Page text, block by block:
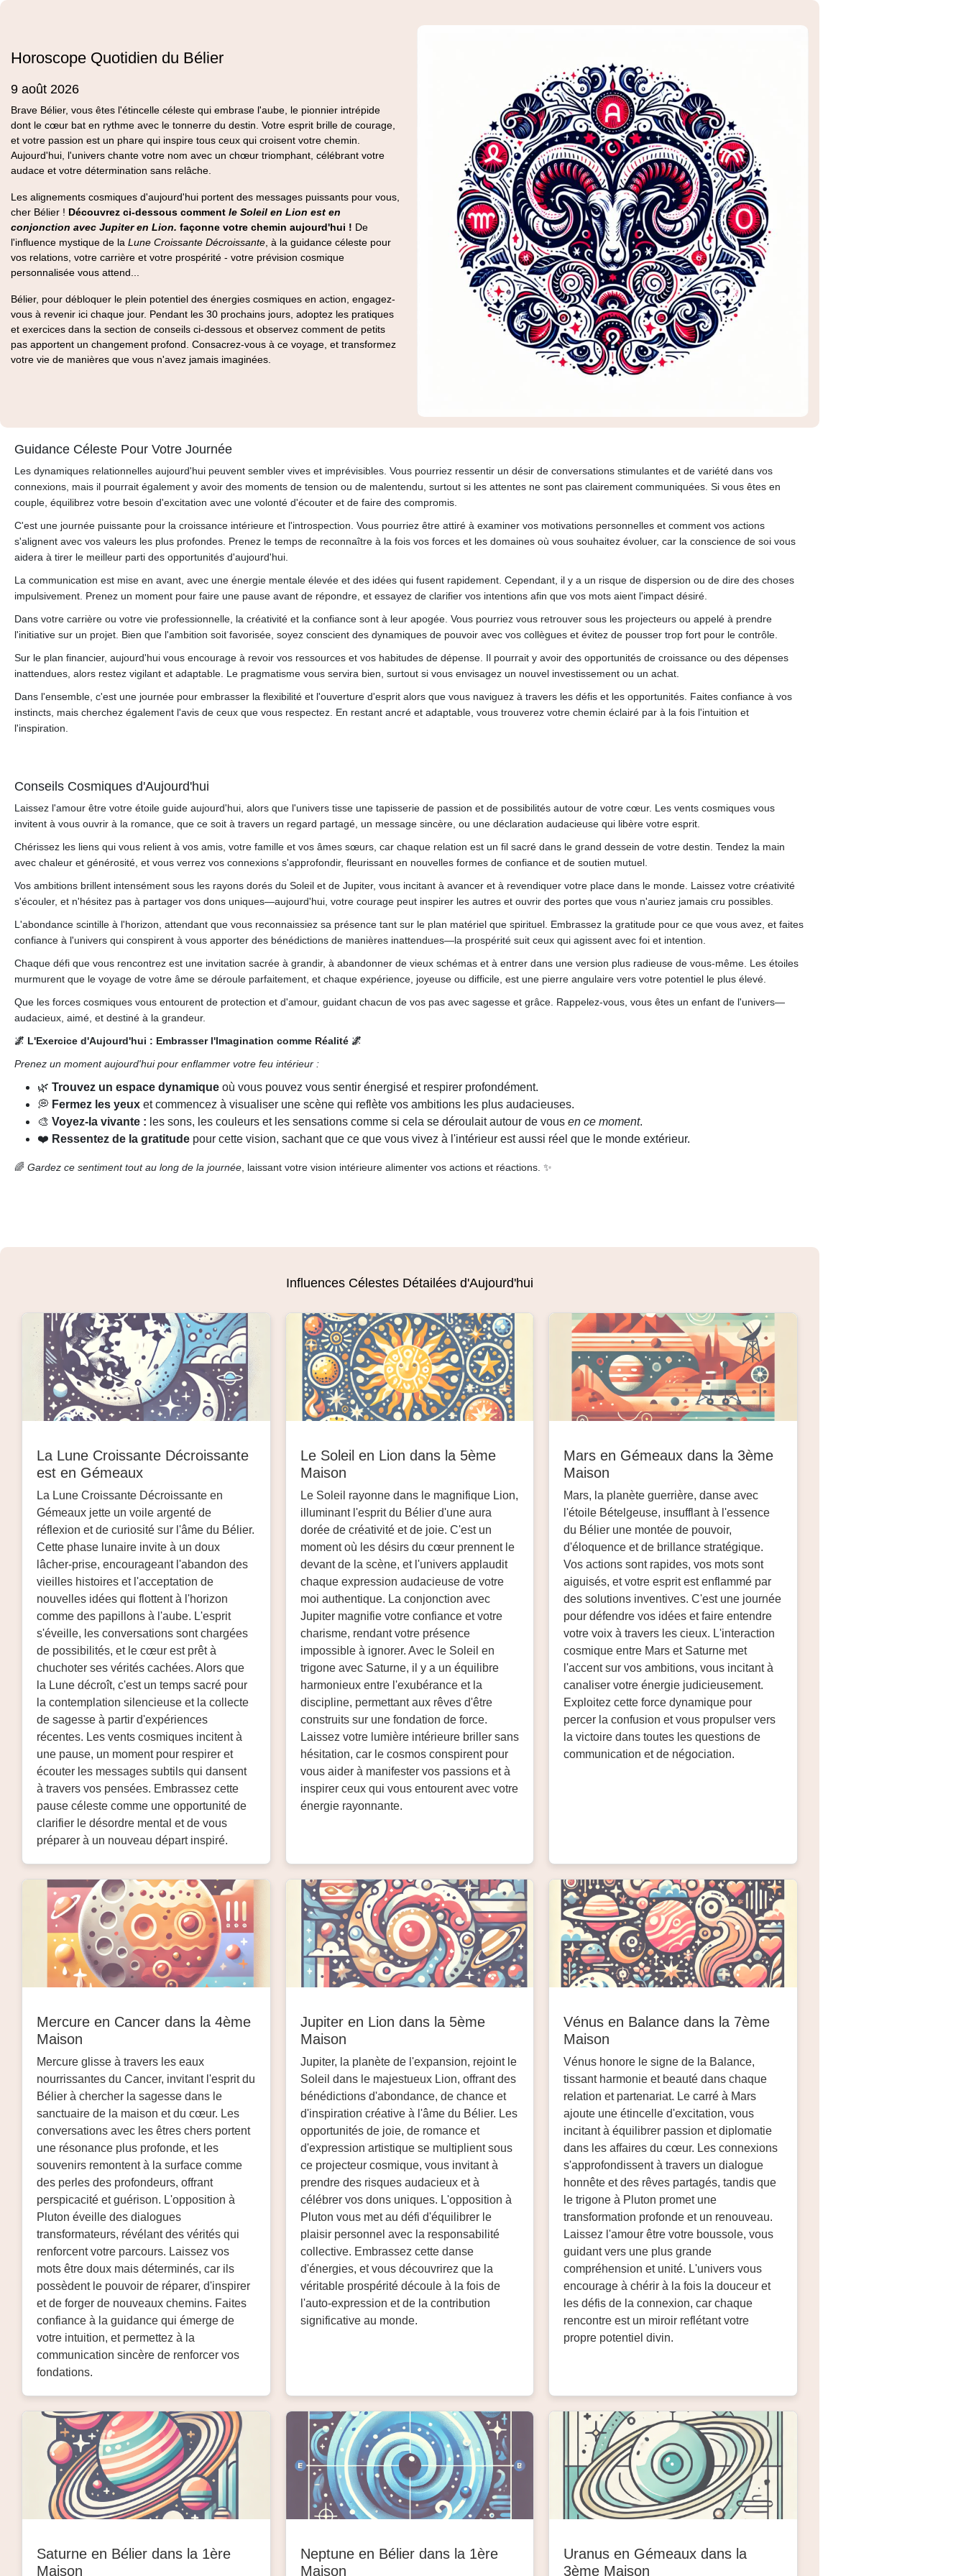
Horoscope Quotidien du Bélier
9 août 2026
Brave Bélier, vous êtes l'étincelle céleste qui embrase l'aube, le pionnier intrépide
dont le cœur bat en rythme avec le tonnerre du destin. Votre esprit brille de courage,
et votre passion est un phare qui inspire tous ceux qui croisent votre chemin.
Aujourd'hui, l'univers chante votre nom avec un chœur triomphant, célébrant votre
audace et votre détermination sans relâche.
Les alignements cosmiques d'aujourd'hui portent des messages puissants pour vous,
cher Bélier ! Découvrez ci-dessous comment le Soleil en Lion est en
conjonction avec Jupiter en Lion. façonne votre chemin aujourd'hui ! De
l'influence mystique de la Lune Croissante Décroissante , à la guidance céleste pour
vos relations, votre carrière et votre prospérité - votre prévision cosmique
personnalisée vous attend...
Bélier, pour débloquer le plein potentiel des énergies cosmiques en action, engagez-
vous à revenir ici chaque jour. Pendant les 30 prochains jours, adoptez les pratiques
et exercices dans la section de conseils ci-dessous et observez comment de petits
pas apportent un changement profond. Consacrez-vous à ce voyage, et transformez
votre vie de manières que vous n'avez jamais imaginées.
Guidance Céleste Pour Votre Journée
Les dynamiques relationnelles aujourd'hui peuvent sembler vives et imprévisibles. Vous pourriez ressentir un désir de conversations stimulantes et de variété dans vos
connexions, mais il pourrait également y avoir des moments de tension ou de malentendu, surtout si les attentes ne sont pas clairement communiquées. Si vous êtes en
couple, équilibrez votre besoin d'excitation avec une volonté d'écouter et de faire des compromis.
C'est une journée puissante pour la croissance intérieure et l'introspection. Vous pourriez être attiré à examiner vos motivations personnelles et comment vos actions
s'alignent avec vos valeurs les plus profondes. Prenez le temps de reconnaître à la fois vos forces et les domaines où vous souhaitez évoluer, car la conscience de soi vous
aidera à tirer le meilleur parti des opportunités d'aujourd'hui.
La communication est mise en avant, avec une énergie mentale élevée et des idées qui fusent rapidement. Cependant, il y a un risque de dispersion ou de dire des choses
impulsivement. Prenez un moment pour faire une pause avant de répondre, et essayez de clarifier vos intentions afin que vos mots aient l'impact désiré.
Dans votre carrière ou votre vie professionnelle, la créativité et la confiance sont à leur apogée. Vous pourriez vous retrouver sous les projecteurs ou appelé à prendre
l'initiative sur un projet. Bien que l'ambition soit favorisée, soyez conscient des dynamiques de pouvoir avec vos collègues et évitez de pousser trop fort pour le contrôle.
Sur le plan financier, aujourd'hui vous encourage à revoir vos ressources et vos habitudes de dépense. Il pourrait y avoir des opportunités de croissance ou des dépenses
inattendues, alors restez vigilant et adaptable. Le pragmatisme vous servira bien, surtout si vous envisagez un nouvel investissement ou un achat.
Dans l'ensemble, c'est une journée pour embrasser la flexibilité et l'ouverture d'esprit alors que vous naviguez à travers les défis et les opportunités. Faites confiance à vos
instincts, mais cherchez également l'avis de ceux que vous respectez. En restant ancré et adaptable, vous trouverez votre chemin éclairé par à la fois l'intuition et
l'inspiration.
Conseils Cosmiques d'Aujourd'hui
Laissez l'amour être votre étoile guide aujourd'hui, alors que l'univers tisse une tapisserie de passion et de possibilités autour de votre cœur. Les vents cosmiques vous
invitent à vous ouvrir à la romance, que ce soit à travers un regard partagé, un message sincère, ou une déclaration audacieuse qui libère votre esprit.
Chérissez les liens qui vous relient à vos amis, votre famille et vos âmes sœurs, car chaque relation est un fil sacré dans le grand dessein de votre destin. Tendez la main
avec chaleur et générosité, et vous verrez vos connexions s'approfondir, fleurissant en nouvelles formes de confiance et de soutien mutuel.
Vos ambitions brillent intensément sous les rayons dorés du Soleil et de Jupiter, vous incitant à avancer et à revendiquer votre place dans le monde. Laissez votre créativité
s'écouler, et n'hésitez pas à partager vos dons uniques—aujourd'hui, votre courage peut inspirer les autres et ouvrir des portes que vous n'auriez jamais cru possibles.
L'abondance scintille à l'horizon, attendant que vous reconnaissiez sa présence tant sur le plan matériel que spirituel. Embrassez la gratitude pour ce que vous avez, et faites
confiance à l'univers qui conspirent à vous apporter des bénédictions de manières inattendues—la prospérité suit ceux qui agissent avec foi et intention.
Chaque défi que vous rencontrez est une invitation sacrée à grandir, à abandonner de vieux schémas et à entrer dans une version plus radieuse de vous-même. Les étoiles
murmurent que le voyage de votre âme se déroule parfaitement, et chaque expérience, joyeuse ou difficile, est une pierre angulaire vers votre potentiel le plus élevé.
Que les forces cosmiques vous entourent de protection et d'amour, guidant chacun de vos pas avec sagesse et grâce. Rappelez-vous, vous êtes un enfant de l'univers—
audacieux, aimé, et destiné à la grandeur.
🌌 L'Exercice d'Aujourd'hui : Embrasser l'Imagination comme Réalité 🌌
Prenez un moment aujourd'hui pour enflammer votre feu intérieur :
🌿 Trouvez un espace dynamique où vous pouvez vous sentir énergisé et respirer profondément.
💭 Fermez les yeux et commencez à visualiser une scène qui reflète vos ambitions les plus audacieuses.
🎨 Voyez-la vivante : les sons, les couleurs et les sensations comme si cela se déroulait autour de vous en ce moment.
❤️ Ressentez de la gratitude pour cette vision, sachant que ce que vous vivez à l'intérieur est aussi réel que le monde extérieur.
🌈 Gardez ce sentiment tout au long de la journée , laissant votre vision intérieure alimenter vos actions et réactions. ✨
Influences Célestes Détailées d'Aujourd'hui
La Lune Croissante Décroissante
est en Gémeaux
La Lune Croissante Décroissante en
Gémeaux jette un voile argenté de
réflexion et de curiosité sur l'âme du Bélier.
Cette phase lunaire invite à un doux
lâcher-prise, encourageant l'abandon des
vieilles histoires et l'acceptation de
nouvelles idées qui flottent à l'horizon
comme des papillons à l'aube. L'esprit
s'éveille, les conversations sont chargées
de possibilités, et le cœur est prêt à
chuchoter ses vérités cachées. Alors que
la Lune décroît, c'est un temps sacré pour
la contemplation silencieuse et la collecte
de sagesse à partir d'expériences
récentes. Les vents cosmiques incitent à
une pause, un moment pour respirer et
écouter les messages subtils qui dansent
à travers vos pensées. Embrassez cette
pause céleste comme une opportunité de
clarifier le désordre mental et de vous
préparer à un nouveau départ inspiré.
Le Soleil en Lion dans la 5ème
Maison
Le Soleil rayonne dans le magnifique Lion,
illuminant l'esprit du Bélier d'une aura
dorée de créativité et de joie. C'est un
moment où les désirs du cœur prennent le
devant de la scène, et l'univers applaudit
chaque expression audacieuse de votre
moi authentique. La conjonction avec
Jupiter magnifie votre confiance et votre
charisme, rendant votre présence
impossible à ignorer. Avec le Soleil en
trigone avec Saturne, il y a un équilibre
harmonieux entre l'exubérance et la
discipline, permettant aux rêves d'être
construits sur une fondation de force.
Laissez votre lumière intérieure briller sans
hésitation, car le cosmos conspirent pour
vous aider à manifester vos passions et à
inspirer ceux qui vous entourent avec votre
énergie rayonnante.
Mars en Gémeaux dans la 3ème
Maison
Mars, la planète guerrière, danse avec
l'étoile Bételgeuse, insufflant à l'essence
du Bélier une montée de pouvoir,
d'éloquence et de brillance stratégique.
Vos actions sont rapides, vos mots sont
aiguisés, et votre esprit est enflammé par
des solutions inventives. C'est une journée
pour défendre vos idées et faire entendre
votre voix à travers les cieux. L'interaction
cosmique entre Mars et Saturne met
l'accent sur vos ambitions, vous incitant à
canaliser votre énergie judicieusement.
Exploitez cette force dynamique pour
percer la confusion et vous propulser vers
la victoire dans toutes les questions de
communication et de négociation.
Mercure en Cancer dans la 4ème
Maison
Mercure glisse à travers les eaux
nourrissantes du Cancer, invitant l'esprit du
Bélier à chercher la sagesse dans le
sanctuaire de la maison et du cœur. Les
conversations avec les êtres chers portent
une résonance plus profonde, et les
souvenirs remontent à la surface comme
des perles des profondeurs, offrant
perspicacité et guérison. L'opposition à
Pluton éveille des dialogues
transformateurs, révélant des vérités qui
renforcent votre parcours. Laissez vos
mots être doux mais déterminés, car ils
possèdent le pouvoir de réparer, d'inspirer
et de forger de nouveaux chemins. Faites
confiance à la guidance qui émerge de
votre intuition, et permettez à la
communication sincère de renforcer vos
fondations.
Jupiter en Lion dans la 5ème
Maison
Jupiter, la planète de l'expansion, rejoint le
Soleil dans le majestueux Lion, offrant des
bénédictions d'abondance, de chance et
d'inspiration créative à l'âme du Bélier. Les
opportunités de joie, de romance et
d'expression artistique se multiplient sous
ce projecteur cosmique, vous invitant à
prendre des risques audacieux et à
célébrer vos dons uniques. L'opposition à
Pluton vous met au défi d'équilibrer le
plaisir personnel avec la responsabilité
collective. Embrassez cette danse
d'énergies, et vous découvrirez que la
véritable prospérité découle à la fois de
l'auto-expression et de la contribution
significative au monde.
Vénus en Balance dans la 7ème
Maison
Vénus honore le signe de la Balance,
tissant harmonie et beauté dans chaque
relation et partenariat. Le carré à Mars
ajoute une étincelle d'excitation, vous
incitant à équilibrer passion et diplomatie
dans les affaires du cœur. Les connexions
s'approfondissent à travers un dialogue
honnête et des rêves partagés, tandis que
le trigone à Pluton promet une
transformation profonde et un renouveau.
Laissez l'amour être votre boussole, vous
guidant vers une plus grande
compréhension et unité. L'univers vous
encourage à chérir à la fois la douceur et
les défis de la connexion, car chaque
rencontre est un miroir reflétant votre
propre potentiel divin.
Saturne en Bélier dans la 1ère
Maison
Neptune en Bélier dans la 1ère
Maison
Uranus en Gémeaux dans la
3ème Maison